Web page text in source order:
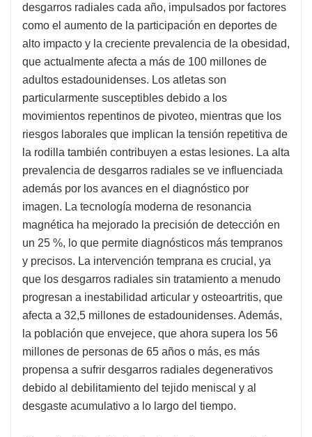
desgarros radiales cada año, impulsados ​​por factores
como el aumento de la participación en deportes de
alto impacto y la creciente prevalencia de la obesidad,
que actualmente afecta a más de 100 millones de
adultos estadounidenses. Los atletas son
particularmente susceptibles debido a los
movimientos repentinos de pivoteo, mientras que los
riesgos laborales que implican la tensión repetitiva de
la rodilla también contribuyen a estas lesiones. La alta
prevalencia de desgarros radiales se ve influenciada
además por los avances en el diagnóstico por
imagen. La tecnología moderna de resonancia
magnética ha mejorado la precisión de detección en
un 25 %, lo que permite diagnósticos más tempranos
y precisos. La intervención temprana es crucial, ya
que los desgarros radiales sin tratamiento a menudo
progresan a inestabilidad articular y osteoartritis, que
afecta a 32,5 millones de estadounidenses. Además,
la población que envejece, que ahora supera los 56
millones de personas de 65 años o más, es más
propensa a sufrir desgarros radiales degenerativos
debido al debilitamiento del tejido meniscal y al
desgaste acumulativo a lo largo del tiempo.